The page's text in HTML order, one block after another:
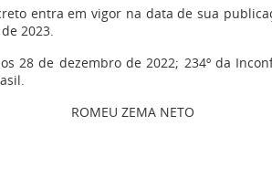
entra em vigor na data de sua
2023.
28 de dezembro de 2022; 234º da
ROMEU ZEMA NETO